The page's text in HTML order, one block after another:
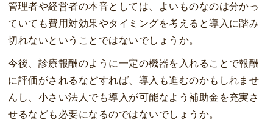
管理者や経営者の本音としては、よいものなのは分かっ
ていても費用対効果やタイミングを考えると導入に踏み
切れないということではないでしょうか。
今後、診療報酬のように一定の機器を入れることで報酬
に評価がされるなどすれば、導入も進むのかもしれませ
んし、小さい法人でも導入が可能なよう補助金を充実さ
せるなども必要になるのではないでしょうか。